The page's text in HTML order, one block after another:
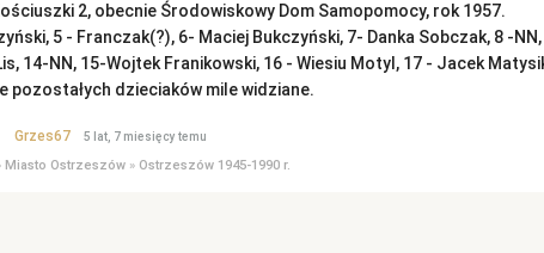
2, obecnie Środowiskowy Dom Samopomocy, rok 1957.
5 - Franczak(?), 6- Maciej Bukczyński, 7- Danka Sobczak, 8 -
14-NN, 15-Wojtek Franikowski, 16 - Wiesiu Motyl, 17 - Jacek
pozostałych dzieciaków mile widziane.
Grzes67 5 lat, 7 miesięcy temu
Miasto Ostrzeszów» Ostrzeszów 1945-1990 r.